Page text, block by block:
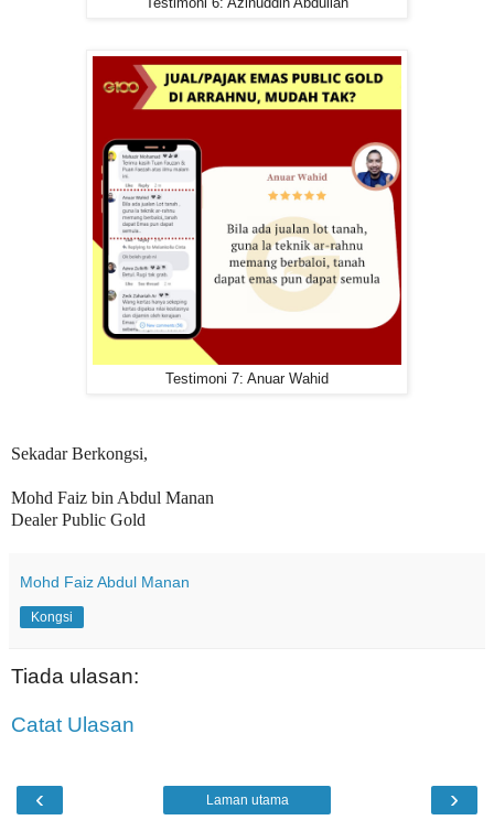
Testimoni 6: Azinuddin Abdullah
Testimoni 7: Anuar Wahid
Sekadar Berkongsi,
Mohd Faiz bin Abdul Manan
Dealer Public Gold
Mohd Faiz Abdul Manan
Kongsi
Tiada ulasan:
Catat Ulasan
‹ ›
Laman utama